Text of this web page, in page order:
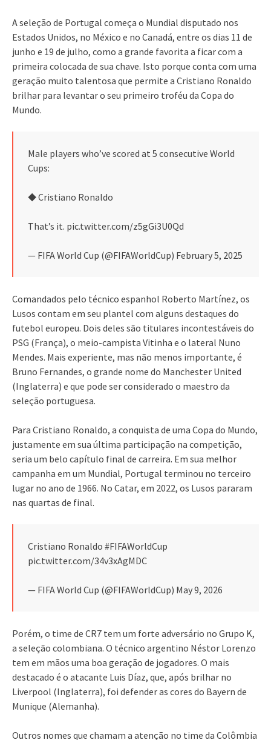
A seleção de Portugal começa o Mundial disputado nos
Estados Unidos, no México e no Canadá, entre os dias 11 de
junho e 19 de julho, como a grande favorita a ficar com a
primeira colocada de sua chave. Isto porque conta com uma
geração muito talentosa que permite a Cristiano Ronaldo
brilhar para levantar o seu primeiro troféu da Copa do
Mundo.
Male players who’ve scored at 5 consecutive World
Cups:
◆ Cristiano Ronaldo
That’s it. pic.twitter.com/z5gGi3U0Qd
— FIFA World Cup (@FIFAWorldCup) February 5, 2025
Comandados pelo técnico espanhol Roberto Martínez, os
Lusos contam em seu plantel com alguns destaques do
futebol europeu. Dois deles são titulares incontestáveis do
PSG (França), o meio-campista Vitinha e o lateral Nuno
Mendes. Mais experiente, mas não menos importante, é
Bruno Fernandes, o grande nome do Manchester United
(Inglaterra) e que pode ser considerado o maestro da
seleção portuguesa.
Para Cristiano Ronaldo, a conquista de uma Copa do Mundo,
justamente em sua última participação na competição,
seria um belo capítulo final de carreira. Em sua melhor
campanha em um Mundial, Portugal terminou no terceiro
lugar no ano de 1966. No Catar, em 2022, os Lusos pararam
nas quartas de final.
Cristiano Ronaldo #FIFAWorldCup
pic.twitter.com/34v3xAgMDC
— FIFA World Cup (@FIFAWorldCup) May 9, 2026
Porém, o time de CR7 tem um forte adversário no Grupo K,
a seleção colombiana. O técnico argentino Néstor Lorenzo
tem em mãos uma boa geração de jogadores. O mais
destacado é o atacante Luis Díaz, que, após brilhar no
Liverpool (Inglaterra), foi defender as cores do Bayern de
Munique (Alemanha).
Outros nomes que chamam a atenção no time da Colômbia